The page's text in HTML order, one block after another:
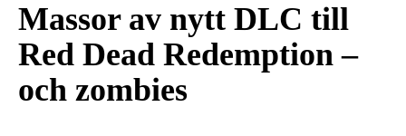
Massor av nytt DLC till
Red Dead Redemption –
och zombies